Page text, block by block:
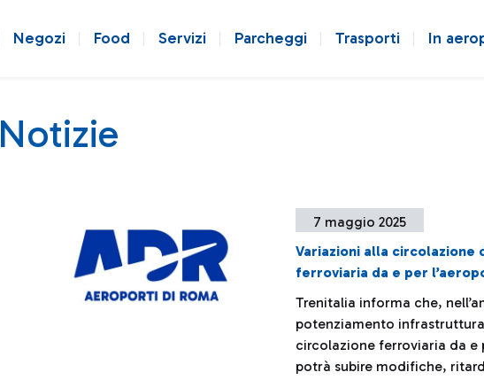
Negozi Food Servizi Parcheggi Trasporti In
Notizie
7 maggio 2025
Variazioni alla circolazione
ferroviaria da e per
Trenitalia informa che,
potenziamento
circolazione ferroviaria da e
potrà subire modifiche,